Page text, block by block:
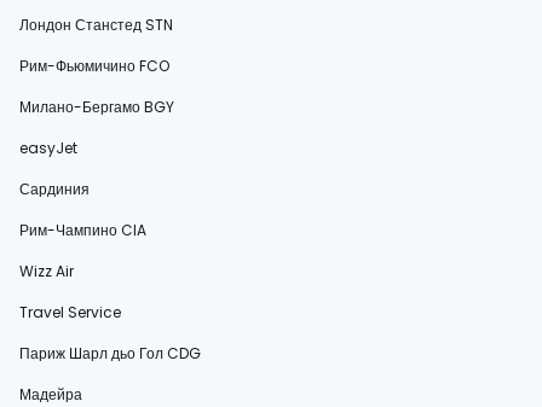
Лондон Станстед STN
Рим-Фьюмичино FCO
Милано-Бергамо BGY
easyJet
Сардиния
Рим-Чампино CIA
Wizz Air
Travel Service
Париж Шарл дьо Гол CDG
Мадейра